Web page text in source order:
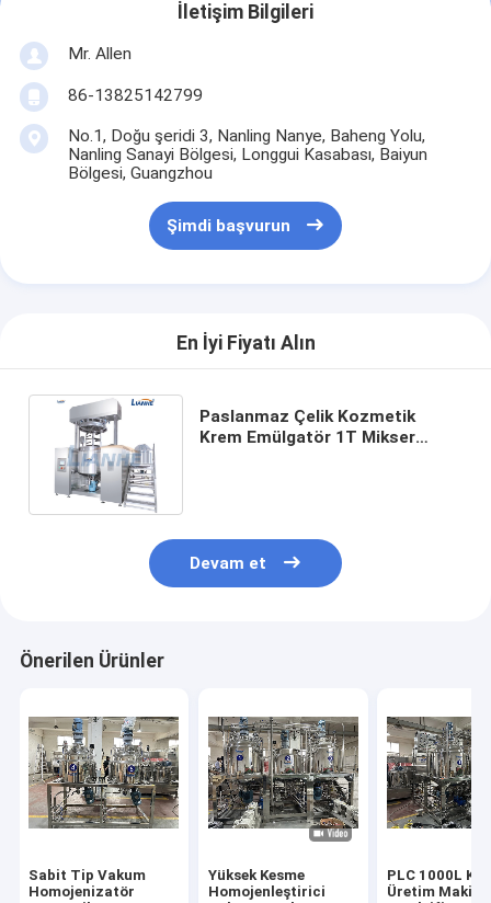
İletişim Bilgileri
Mr. Allen
86-13825142799
No.1, Doğu şeridi 3, Nanling Nanye, Baheng Yolu,
Nanling Sanayi Bölgesi, Longgui Kasabası, Baiyun
Bölgesi, Guangzhou
Şimdi başvurun
En İyi Fiyatı Alın
Paslanmaz Çelik Kozmetik
Krem Emülgatör 1T Mikser
Devam et
Önerilen Ürünler
Sabit Tip Vakum
Homojenizatör
Yüksek Kesme
Homojenleştirici
PLC 1000L
Üretim